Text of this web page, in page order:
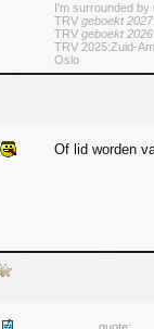
I'm surrounded by
TRV geboekt 2027:
TRV geboekt 2026
TRV 2025:Zuid-
Oslo
Of lid worden